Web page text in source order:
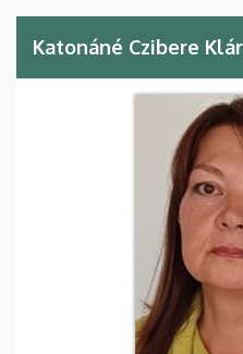
Katonáné Czibere